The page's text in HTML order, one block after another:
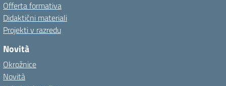
Offerta formativa
Didaktični materiali
Projekti v razredu
Novità
Okrožnice
Novità